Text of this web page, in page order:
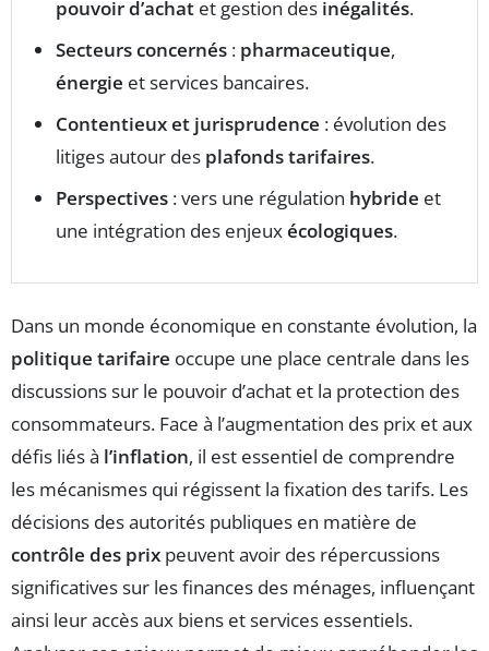
pouvoir d’achat et gestion des inégalités.
Secteurs concernés : pharmaceutique,
énergie et services bancaires.
Contentieux et jurisprudence : évolution des
litiges autour des plafonds tarifaires.
Perspectives : vers une régulation hybride et
une intégration des enjeuxécologiques.
Dans un monde économique en constante évolution, la
politique tarifaire occupe une place centrale dans les
discussions sur le pouvoir d’achat et la protection des
consommateurs. Face à l’augmentation des prix et aux
défis liés à l’inflation, il est essentiel de comprendre
les mécanismes qui régissent la fixation des tarifs. Les
décisions des autorités publiques en matière de
contrôle des prix peuvent avoir des répercussions
significatives sur les finances des ménages, influençant
ainsi leur accès aux biens et services essentiels.